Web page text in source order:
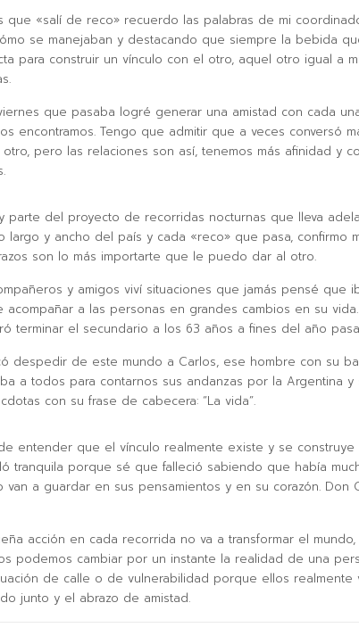
que «salí de reco» recuerdo las palabras de mi
se manejaban y destacando que siempre la bebida
para construir un vínculo con el otro, aquel otro igual a
que pasaba logré generar una amistad con cada
encontramos. Tengo que admitir que a veces conversó
pero las relaciones son así, tenemos más afinidad y
parte del proyecto de recorridas nocturnas que lleva
largo y ancho del país y cada «reco» que pasa, confirmo
son lo más importarte que le puedo dar al otro.
y amigos viví situaciones que jamás pensé que
acompañar a las personas en grandes cambios en su
terminar el secundario a los 63 años a fines del año
despedir de este mundo a Carlos, ese hombre con su
a todos para contarnos sus andanzas por la Argentina y
con su frase de cabecera: “La vida”.
entender que el vínculo realmente existe y se construye
tranquila porque sé que falleció sabiendo que había
van a guardar en sus pensamientos y en su corazón. Don
acción en cada recorrida no va a transformar el
podemos cambiar por un instante la realidad de una
de calle o de vulnerabilidad porque ellos realmente
junto y el abrazo de amistad.